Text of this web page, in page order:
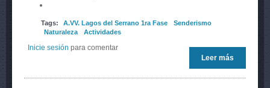
Tags: A.VV. Lagos del Serrano 1ra Fase
Senderismo
Naturaleza
Actividades
Leer más
de
Inicie sesión para comentar